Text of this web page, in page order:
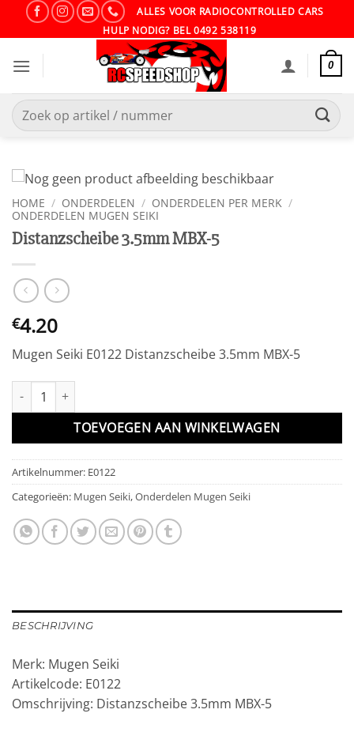
ALLES VOOR RADIOCONTROLLED CARS
HULP NODIG? BEL 0492 538119
0
Zoeken
naar:
HOME / ONDERDELEN / ONDERDELEN PER MERK /
ONDERDELEN MUGEN SEIKI
Distanzscheibe 3.5mm MBX-5
€4.20
Mugen Seiki E0122 Distanzscheibe 3.5mm MBX-5
Distanzscheibe 3.5mm MBX-5 aantal
TOEVOEGEN AAN WINKELWAGEN
Artikelnummer: E0122
Categorieën: Mugen Seiki,Onderdelen Mugen Seiki
BESCHRIJVING
Merk: Mugen Seiki
Artikelcode: E0122
Omschrijving: Distanzscheibe 3.5mm MBX-5